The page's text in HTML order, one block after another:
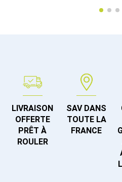
LIVRAISON
OFFERTE
PRÊT À
ROULER
SAV DANS
TOUTE LA
FRANCE